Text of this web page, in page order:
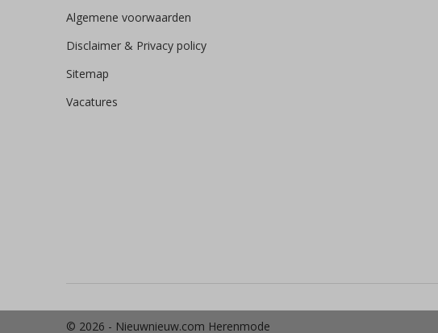
Algemene voorwaarden
Disclaimer & Privacy policy
Sitemap
Vacatures
© 2026 - Nieuwnieuw.com Herenmode